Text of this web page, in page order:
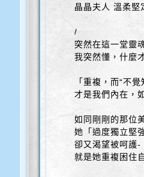
晶晶夫人 溫柔堅
/
突然在這一堂靈
我突然懂，什麼
「重複，而“不
才是我們內在，
如同剛剛的那位
她「過度獨立堅
卻又渴望被呵護-
就是她重複困住